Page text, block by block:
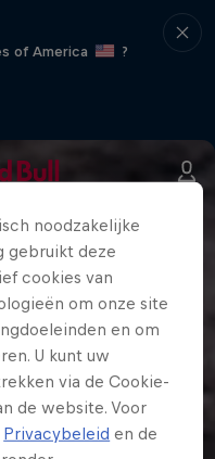
of America
?
noodzakelijke
gebruikt deze
cookies van
om onze site
en om
U kunt uw
via de Cookie-
de website. Voor
Privacybeleid en de